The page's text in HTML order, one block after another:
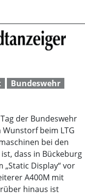
der
Bundeswehr
der Bundeswehr
beim LTG
bei den
dass in Bückeburg
„Static Display“ vor
A400M mit
hinaus ist